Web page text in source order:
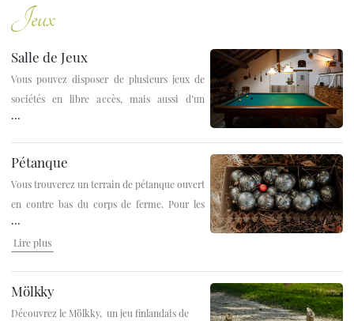
Jeux
Salle de Jeux
Vous pouvez disposer de plusieurs jeux de
sociétés en libre accès, mais aussi d’un
billard français ou d’un baby foot.
...
Pétanque
Vous trouverez un terrain de pétanque ouvert
en contre bas du corps de ferme. Pour les
boules et du cochonnet, veuillez vous
rapprocher de la réception.
...
Lire plus
Mölkky
Découvrez le Mölkky, un jeu finlandais de